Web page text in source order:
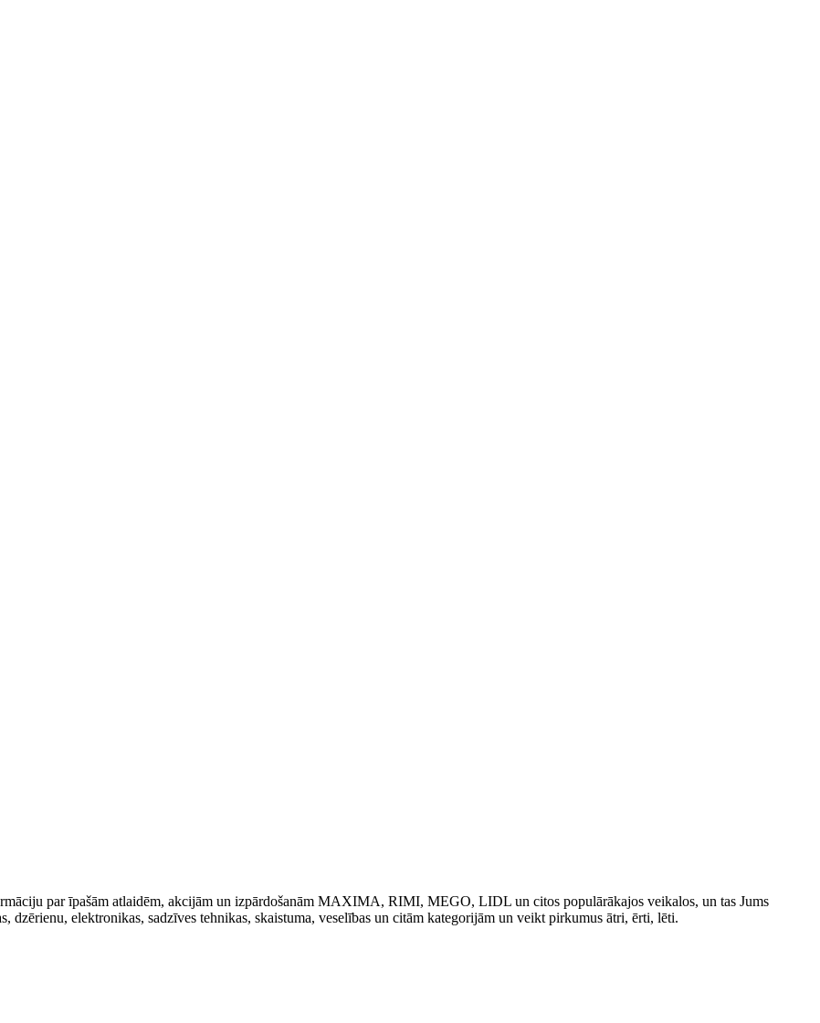
par īpašām atlaidēm, akcijām un izpārdošanām MAXIMA, RIMI, MEGO, LIDL un citos populārākajos veikalos, un tas Jums
dzērienu, elektronikas, sadzīves tehnikas, skaistuma, veselības un citām kategorijām un veikt pirkumus ātri, ērti, lēti.